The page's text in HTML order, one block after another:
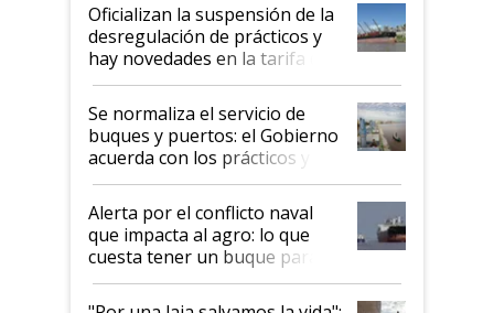
Oficializan la suspensión de la
desregulación de prácticos y
hay novedades en la tarifa de
la hidrovía
Se normaliza el servicio de
buques y puertos: el Gobierno
acuerda con los prácticos y
suspende el decreto de
desregulación
Alerta por el conflicto naval
que impacta al agro: lo que
cuesta tener un buque parado
y el peligro de que Argentina
pase a ser "país sucio"